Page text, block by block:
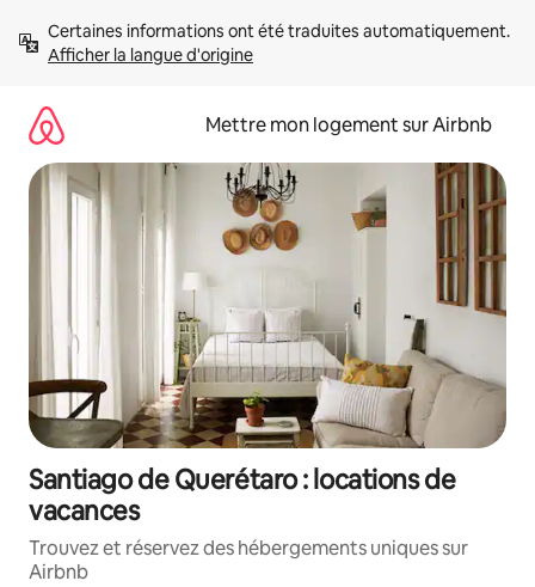
directement
Afficher la langue d'origine
Mettre mon logement sur Airbnb
Santiago de Querétaro : locations de
vacances
Trouvez et réservez des hébergements uniques sur
Airbnb